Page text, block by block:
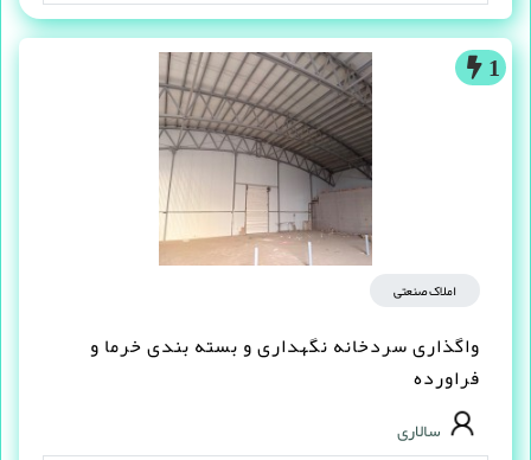
1
املاک صنعتی
واگذاری سردخانه نگهداری و بسته بندی خرما و
فراورده
سالاری